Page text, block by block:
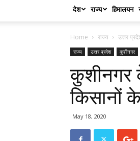
देश राज्य हिमालयन
Home राज्य उत्तर
राज्य उत्तर प्रदेश कुशीनगर
कुशीनगर
किसानों
May 18, 2020